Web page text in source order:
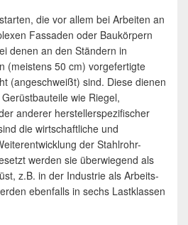
die vor allem bei Arbeiten an
Fassaden oder Baukörpern
denen an den Ständern in
(meistens 50 cm) vorgefertigte
(angeschweißt) sind. Diese dienen
wie Riegel,
anderer herstellerspezifischer
die wirtschaftliche und
der Stahlrohr-
werden sie überwiegend als
z.B. in der Industrie als Arbeits-
ebenfalls in sechs Lastklassen